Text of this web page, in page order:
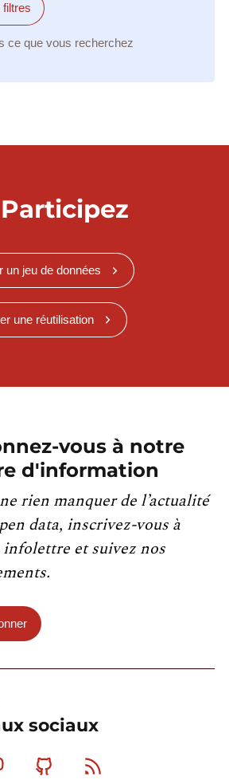
filtres
ce que vous recherchez
Participez
un jeu de données
une réutilisation
vous à notre
d'information
rien manquer de l’actualité
data, inscrivez-vous à
et suivez nos
sociaux
MastodonGithub